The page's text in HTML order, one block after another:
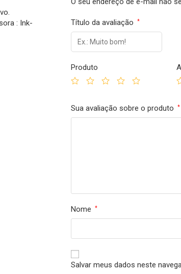
: Ink-
Título da avaliação *
Produto
Sua avaliação sobre o produto *
Nome *
Salvar meus dados neste